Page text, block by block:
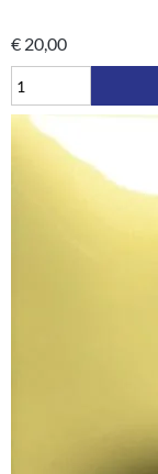
€ 20,00